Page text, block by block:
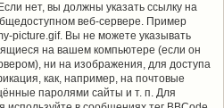
нет, вы должны указать ссылку на
веб-сервере. Пример
picture.gif. Вы не можете указывать
на вашем компьютере (если он
ни на изображения, для доступа
как, например, на почтовые
паролями сайты и т. п. Для